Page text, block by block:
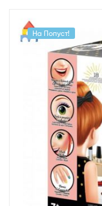
На Попуст!